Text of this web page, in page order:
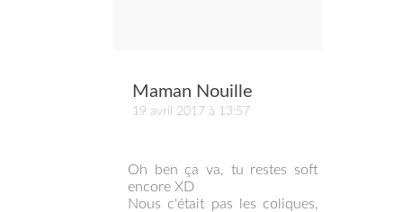
Maman Nouille
19 avril 2017 à 13:57
Oh ben ça va, tu restes soft
encore XD
Nous c'était pas les coliques,